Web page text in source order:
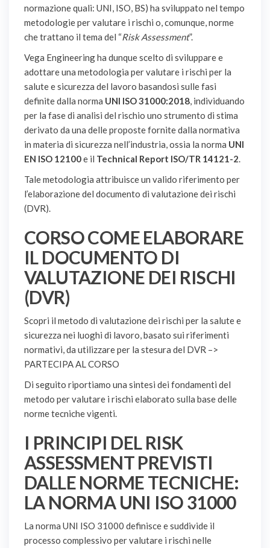
normazione quali: UNI, ISO, BS) ha sviluppato nel tempo
metodologie per valutare i rischi o, comunque, norme
che trattano il tema del “Risk Assessment”.
Vega Engineering ha dunque scelto di sviluppare e
adottare una metodologia per valutare i rischi per la
salute e sicurezza del lavoro basandosi sulle fasi
definite dalla norma UNI ISO 31000:2018, individuando
per la fase di analisi del rischio uno strumento di stima
derivato da una delle proposte fornite dalla normativa
in materia di sicurezza nell’industria, ossia la norma UNI
EN ISO 12100e il Technical Report ISO/TR 14121-2.
Tale metodologia attribuisce un valido riferimento per
l’elaborazione del documento di valutazione dei rischi
(DVR).
CORSO COME ELABORARE
IL DOCUMENTO DI
VALUTAZIONE DEI RISCHI
(DVR)
Scopri il metodo di valutazione dei rischi per la salute e
sicurezza nei luoghi di lavoro, basato sui riferimenti
normativi, da utilizzare per la stesura del DVR –>
PARTECIPA AL CORSO
Di seguito riportiamo una sintesi dei fondamenti del
metodo per valutare i rischi elaborato sulla base delle
norme tecniche vigenti.
I PRINCIPI DEL RISK
ASSESSMENT PREVISTI
DALLE NORME TECNICHE:
LA NORMA UNI ISO 31000
La norma UNI ISO 31000 definisce e suddivide il
processo complessivo per valutare i rischi nelle